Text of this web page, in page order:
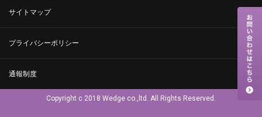
サイトマップ
プライバシーポリシー
通報制度
Copyright c 2018 Wedge co.,ltd. All Rights Reserved.